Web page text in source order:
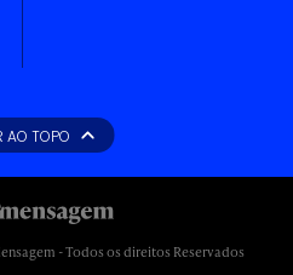
AO TOPO
- Todos os direitos Reservados